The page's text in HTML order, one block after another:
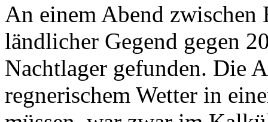
An einem Abend
ländlicher Gegend gegen
Nachtlager gefunden. Die
regnerischem Wetter in